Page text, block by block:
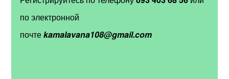
по электронной
почтеkamalavana108@gmail.com